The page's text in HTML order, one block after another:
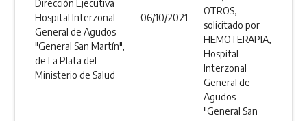
Dirección Ejecutiva
Hospital Interzonal
General de Agudos
"General San Martín",
de La Plata del
Ministerio de Salud
06/10/2021
OTROS,
solicitado por
HEMOTERAPIA,
Hospital
Interzonal
General de
Agudos
"General San